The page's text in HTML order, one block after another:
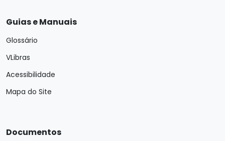
Guias e Manuais
Glossário
VLibras
Acessibilidade
Mapa do Site
Documentos